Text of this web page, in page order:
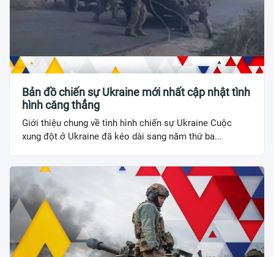
Bản đồ chiến sự Ukraine mới nhất cập nhật tình
hình căng thẳng
Giới thiệu chung về tình hình chiến sự Ukraine Cuộc
xung đột ở Ukraine đã kéo dài sang năm thứ ba...